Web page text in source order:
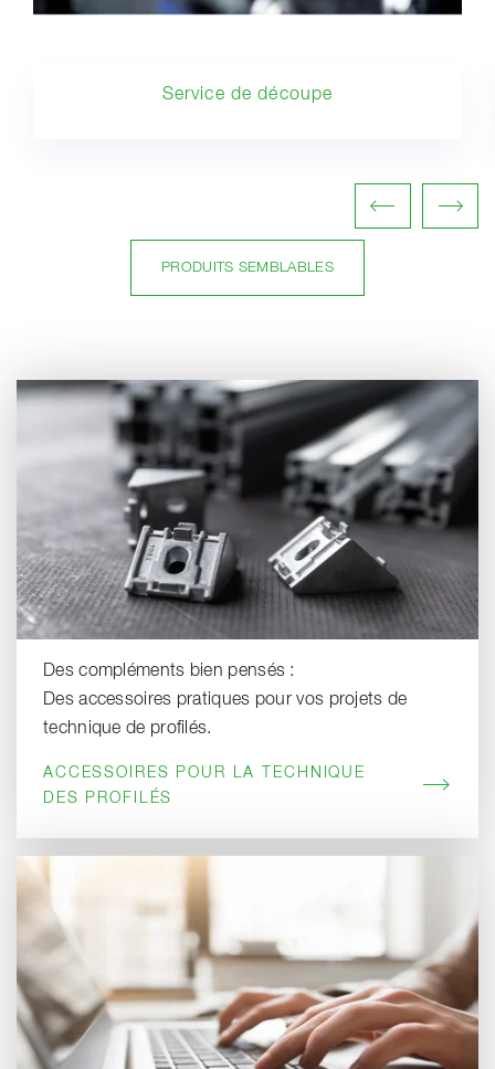
Service de découpe
PRODUITS SEMBLABLES
Des compléments bien pensés :
Des accessoires pratiques pour vos projets de
technique de profilés.
ACCESSOIRES POUR LA TECHNIQUE
DES PROFILÉS